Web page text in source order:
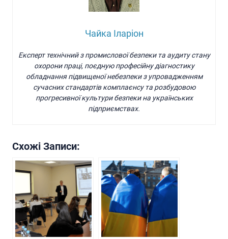
Чайка Іларіон
Експерт технічний з промислової безпеки та аудиту стану
охорони праці, поєдную професійну діагностику
обладнання підвищеної небезпеки з упровадженням
сучасних стандартів комплаєнсу та розбудовою
прогресивної культури безпеки на українських
підприємствах.
Схожі Записи: